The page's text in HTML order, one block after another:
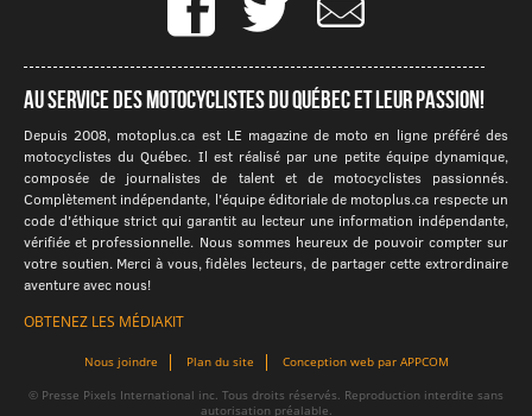
Au service des motocyclistes du québec et leur passion!
Depuis 2008, motoplus.ca est LE magazine de moto en ligne préféré des
motocyclistes du Québec. Il est réalisé par une petite équipe dynamique,
composée de journalistes de talent et de motocyclistes passionnés.
Complètement indépendante, l'équipe éditoriale de motoplus.ca respecte un
code d'éthique strict qui garantit au lecteur une information indépendante,
vérifiée et professionnelle. Nous sommes heureux de pouvoir compter sur
votre soutien. Merci à vous, fidèles lecteurs, de partager cette extrordinaire
aventure avec nous!
OBTENEZ LES MÉDIAKIT
Nous joindre Plan du site Conception web par APPCOM
© Presse Pixels International inc. Tous droits réservés. Reproduction interdite sans
autorisation préalable.